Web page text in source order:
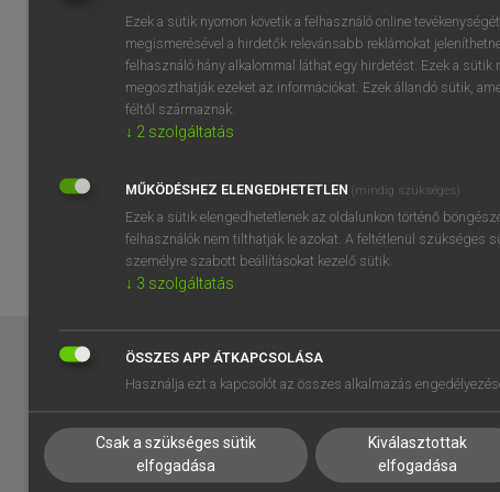
BELÉPÉS
EGYÉNI FELHASZNÁLÓKNAK
TANULÓKNAK
VÁLLALATI MEGOLDÁSOK
SÚGÓ
RÓLUNK
SÜTI BEÁLLÍTÁSOK
Ezek a sütik nyomon követik a felhasználó online
megismerésével a hirdetők relevánsabb reklámokat
felhasználó hány alkalommal láthat egy hirdetést. Ezek a
megoszthatják ezeket az információkat. Ezek állandó sütik,
féltől származnak.
↓ 2 szolgáltatás
MŰKÖDÉSHEZ ELENGEDHETETLEN (mindig szükséges)
Ezek a sütik elengedhetetlenek az oldalunkon történő
felhasználók nem tilthatják le azokat. A feltétlenül szükséges
személyre szabott beállításokat kezelő sütik.
↓ 3 szolgáltatás
ÖSSZES APP ÁTKAPCSOLÁSA
Használja ezt a kapcsolót az összes alkalmazás
Csak a szükséges sütik
elfogadása
Kiválasztottak
elfogadása